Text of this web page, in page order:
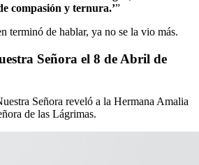
compasión y ternura.’”
terminó de hablar, ya no se la vio más.
Señora el 8 de Abril de
Señora reveló a la Hermana Amalia
de las Lágrimas.